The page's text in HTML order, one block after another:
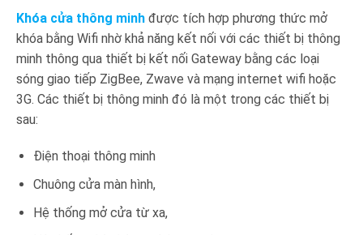
Khóa cửa thông minh được tích hợp phương thức mở
khóa bằng Wifi nhờ khả năng kết nối với các thiết bị thông
minh thông qua thiết bị kết nối Gateway bằng các loại
sóng giao tiếp ZigBee, Zwave và mạng internet wifi hoặc
3G. Các thiết bị thông minh đó là một trong các thiết bị
sau:
Điện thoại thông minh
Chuông cửa màn hình,
Hệ thống mở cửa từ xa,